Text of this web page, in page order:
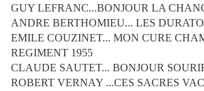
GUY LEFRANC...BONJOUR LA
ANDRE BERTHOMIEU... LES
EMILE COUZINET... MON CURE
REGIMENT 1955
CLAUDE SAUTET... BONJOUR
ROBERT VERNAY ...CES SACRES